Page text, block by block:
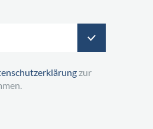
zur